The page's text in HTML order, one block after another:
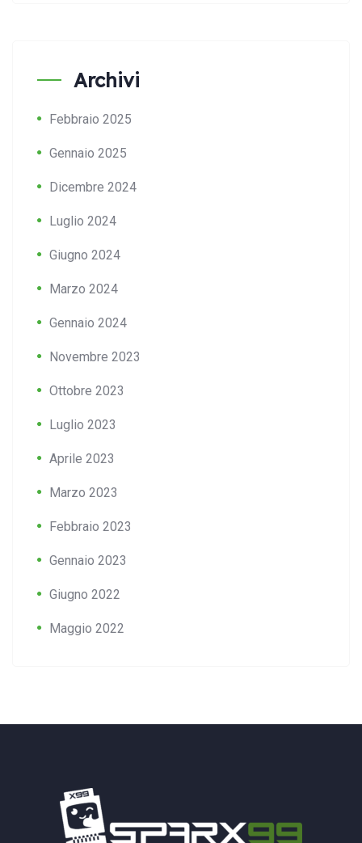
Archivi
Febbraio 2025
Gennaio 2025
Dicembre 2024
Luglio 2024
Giugno 2024
Marzo 2024
Gennaio 2024
Novembre 2023
Ottobre 2023
Luglio 2023
Aprile 2023
Marzo 2023
Febbraio 2023
Gennaio 2023
Giugno 2022
Maggio 2022